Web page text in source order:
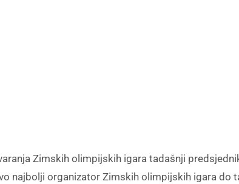
Zimskih olimpijskih igara tadašnji
najbolji organizator Zimskih olimpijskih igara do